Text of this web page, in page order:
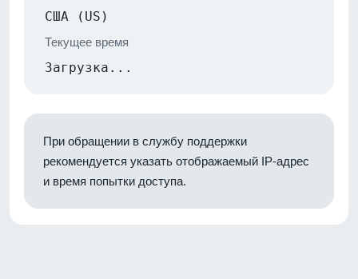
США (US)
Текущее время
Загрузка...
При обращении в службу поддержки
рекомендуется указать отображаемый IP-адрес
и время попытки доступа.